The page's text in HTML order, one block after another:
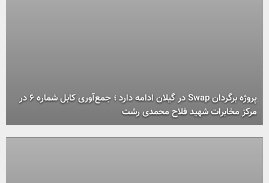
پروژه برگردان Swap در گیلان ادامه دارد ؛ جمع‌آوری کابل شماره ۶ در
مرکز مخابرات شهید فلاح محمدی رشت